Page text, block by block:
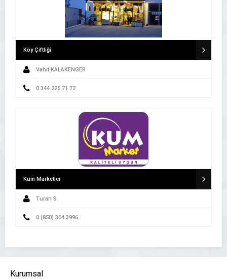
Köy Çiftliği
Vahit KALAKENGER
0 344 225 71 72
Kum Marketler
Turan S.
0 (850) 304 3996
Kurumsal